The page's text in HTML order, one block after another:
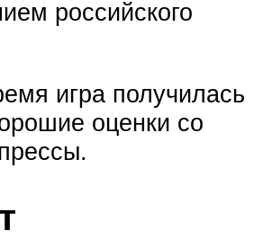
российского
игра получилась
оценки со